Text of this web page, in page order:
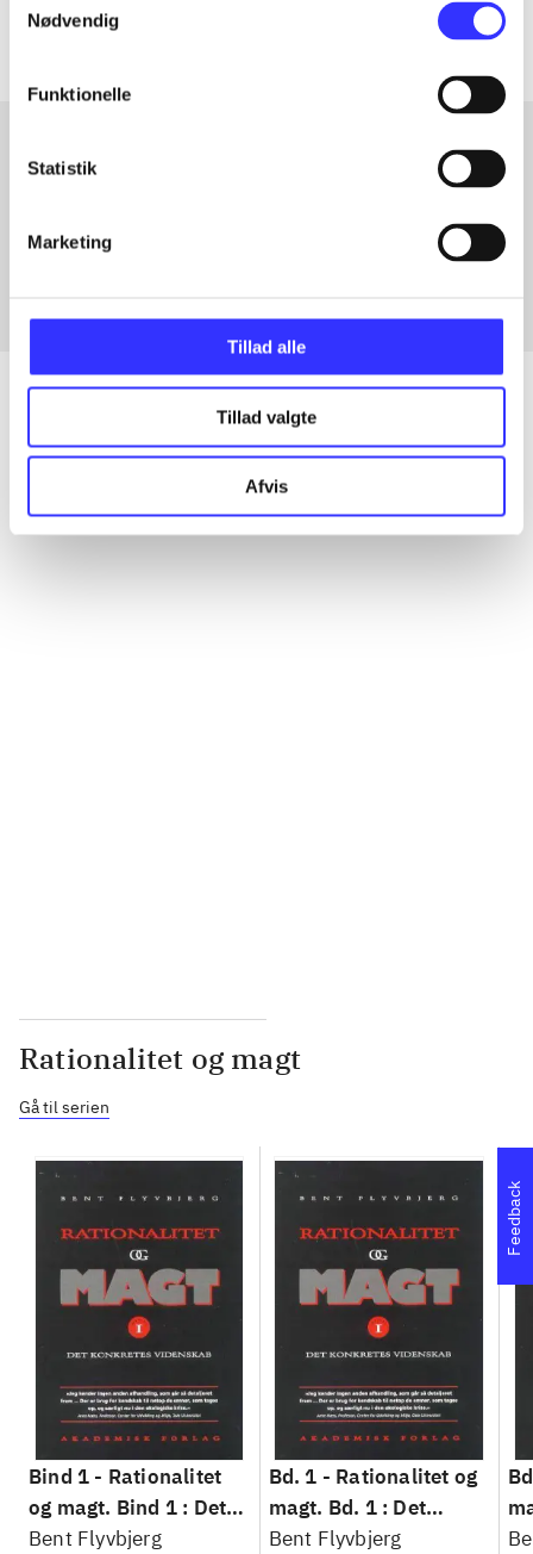
Nødvendig
Funktionelle
Statistik
Marketing
Tillad alle
Tillad valgte
Afvis
Fra
Artikler
Alle registrerede artikler fordelt på udgivelser
Rationalitet og magt
Gå til serien
Bind 1 - Rationalitet
og magt. Bind 1 : Det
konkretes videnskab
Bent Flyvbjerg
Bd. 1 - Rationalitet og
magt. Bd. 1 : Det
konkretes videnskab
Bent Flyvbjerg
Feedback